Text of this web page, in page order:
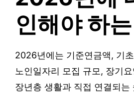
인해야 하
2026년에는 기준연금액, 기
노인일자리 모집 규모, 장기
장년층 생활과 직접 연결되는